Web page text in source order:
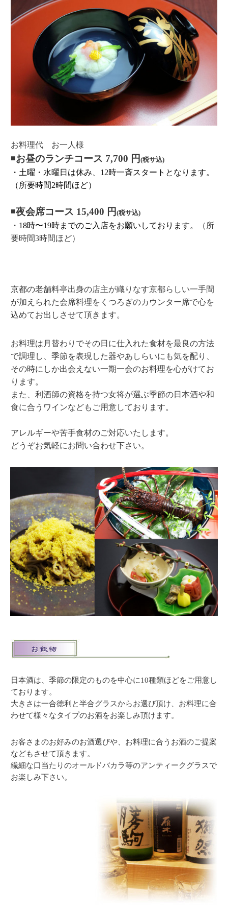
お料理代 お一人様
◾️お昼のランチコース 7,700 円 (税サ込)
・土曜・水曜日は休み、12時一斉スタートとなります。
（所要時間2時間ほど）
◾️夜会席コース 15,400 円 (税サ込)
・ 18時〜19時までのご入店をお願いしております。
（所
要時間3時間ほど）
京都の老舗料亭出身の店主が織りなす京都らしい一手間
が加えられた会席料理をくつろぎのカウンター席で心を
込めてお出しさせて頂きます。
お料理は月替わりでその日に仕入れた食材を最良の方法
で調理し、季節を表現した器やあしらいにも気を配り、
その時にしか出会えない一期一会のお料理を心がけてお
ります。
また、利酒師の資格を持つ女将が選ぶ季節の日本酒や和
食に合うワインなどもご用意しております。
アレルギーや苦手食材のご対応いたします。
どうぞお気軽にお問い合わせ下さい。
日本酒は、季節の限定のものを中心に10種類ほどをご用意し
ております。
大きさは一合徳利と半合グラスからお選び頂け、 お料理に合
わせて様々なタイプのお酒をお楽しみ頂けます。
お客さまのお好みのお酒選びや、お料理に合うお酒のご提案
などもさせて頂きます。
繊細な口当たりのオールドバカラ等のアンティークグラスで
お楽しみ下さい。